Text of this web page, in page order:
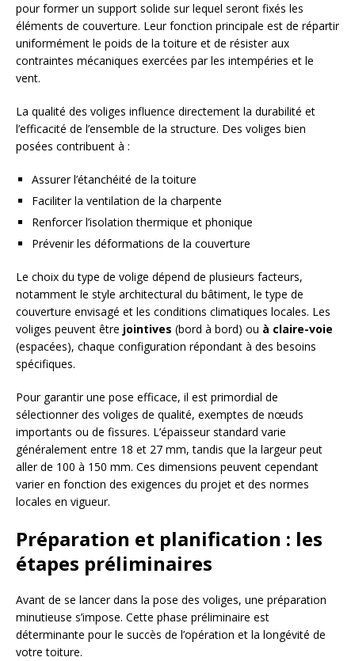
pour former un support solide sur lequel seront fixés les
éléments de couverture. Leur fonction principale est de répartir
uniformément le poids de la toiture et de résister aux
contraintes mécaniques exercées par les intempéries et le
vent.
La qualité des voliges influence directement la durabilité et
l’efficacité de l’ensemble de la structure. Des voliges bien
posées contribuent à :
Assurer l’étanchéité de la toiture
Faciliter la ventilation de la charpente
Renforcer l’isolation thermique et phonique
Prévenir les déformations de la couverture
Le choix du type de volige dépend de plusieurs facteurs,
notamment le style architectural du bâtiment, le type de
couverture envisagé et les conditions climatiques locales. Les
voliges peuvent être jointives (bord à bord) ou à claire-voie
(espacées), chaque configuration répondant à des besoins
spécifiques.
Pour garantir une pose efficace, il est primordial de
sélectionner des voliges de qualité, exemptes de nœuds
importants ou de fissures. L’épaisseur standard varie
généralement entre 18 et 27 mm, tandis que la largeur peut
aller de 100 à 150 mm. Ces dimensions peuvent cependant
varier en fonction des exigences du projet et des normes
locales en vigueur.
Préparation et planification : les
étapes préliminaires
Avant de se lancer dans la pose des voliges, une préparation
minutieuse s’impose. Cette phase préliminaire est
déterminante pour le succès de l’opération et la longévité de
votre toiture.